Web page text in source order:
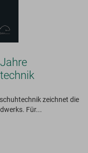
zeichnet die
Für...